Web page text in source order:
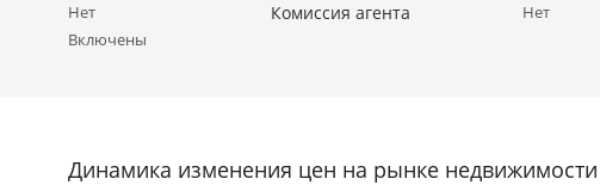
Нет
Включены
Комиссия агента Нет
Динамика изменения цен на рынке недвижимости